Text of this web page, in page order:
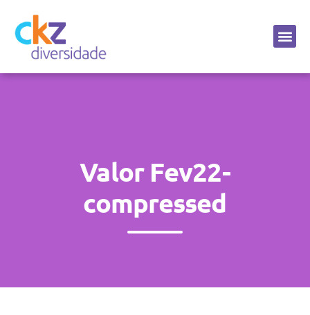
Valor Fev22-
compressed